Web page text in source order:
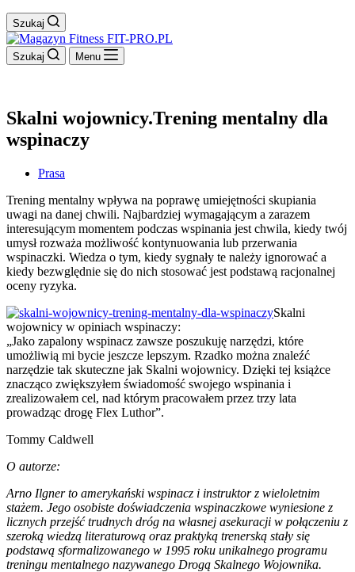
Szukaj
Szukaj Menu
Skalni wojownicy.Trening mentalny dla
wspinaczy
Prasa
Trening mentalny wpływa na poprawę umiejętności skupiania
uwagi na danej chwili. Najbardziej wymagającym a zarazem
interesującym momentem podczas wspinania jest chwila, kiedy twój
umysł rozważa możliwość kontynuowania lub przerwania
wspinaczki. Wiedza o tym, kiedy sygnały te należy ignorować a
kiedy bezwględnie się do nich stosować jest podstawą racjonalnej
oceny ryzyka.
Skalni
wojownicy w opiniach wspinaczy:
„Jako zapalony wspinacz zawsze poszukuję narzędzi, które
umożliwią mi bycie jeszcze lepszym. Rzadko można znaleźć
narzędzie tak skuteczne jak Skalni wojownicy. Dzięki tej książce
znacząco zwiększyłem świadomość swojego wspinania i
zrealizowałem cel, nad którym pracowałem przez trzy lata
prowadząc drogę Flex Luthor”.
Tommy Caldwell
O autorze:
Arno Ilgner to amerykański wspinacz i instruktor z wieloletnim
stażem. Jego osobiste doświadczenia wspinaczkowe wyniesione z
licznych przejść trudnych dróg na własnej asekuracji w połączeniu z
szeroką wiedzą literaturową oraz praktyką trenerską stały się
podstawą sformalizowanego w 1995 roku unikalnego programu
treningu mentalnego nazywanego Drogą Skalnego Wojownika.